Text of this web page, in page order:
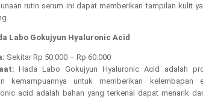
rutin serum ini dapat memberikan tampilan kulit
Labo Gokujyun Hyaluronic Acid
Sekitar Rp 50.000 – Rp 60.000
Hada Labo Gokujyun Hyaluronic Acid adalah
kemampuannya untuk memberikan kelembapan
acid adalah bahan yang terkenal dapat menarik